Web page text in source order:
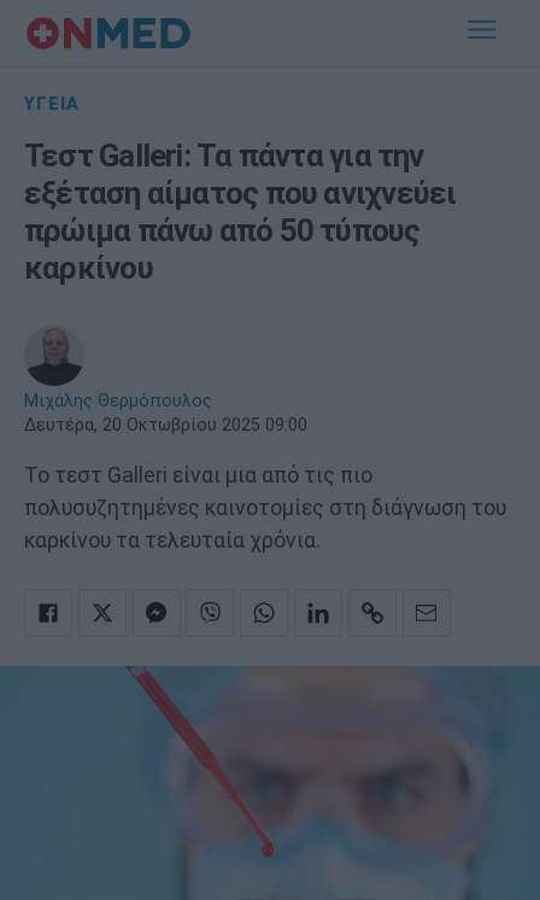
ΥΓΕΙΑ
Τεστ Galleri: Τα πάντα για την
εξέταση αίματος που ανιχνεύει
πρώιμα πάνω από 50 τύπους
καρκίνου
Μιχάλης Θερμόπουλος
Δευτέρα, 20 Οκτωβρίου 2025 09:00
Το τεστ Galleri είναι μια από τις πιο
πολυσυζητημένες καινοτομίες στη διάγνωση του
καρκίνου τα τελευταία χρόνια.